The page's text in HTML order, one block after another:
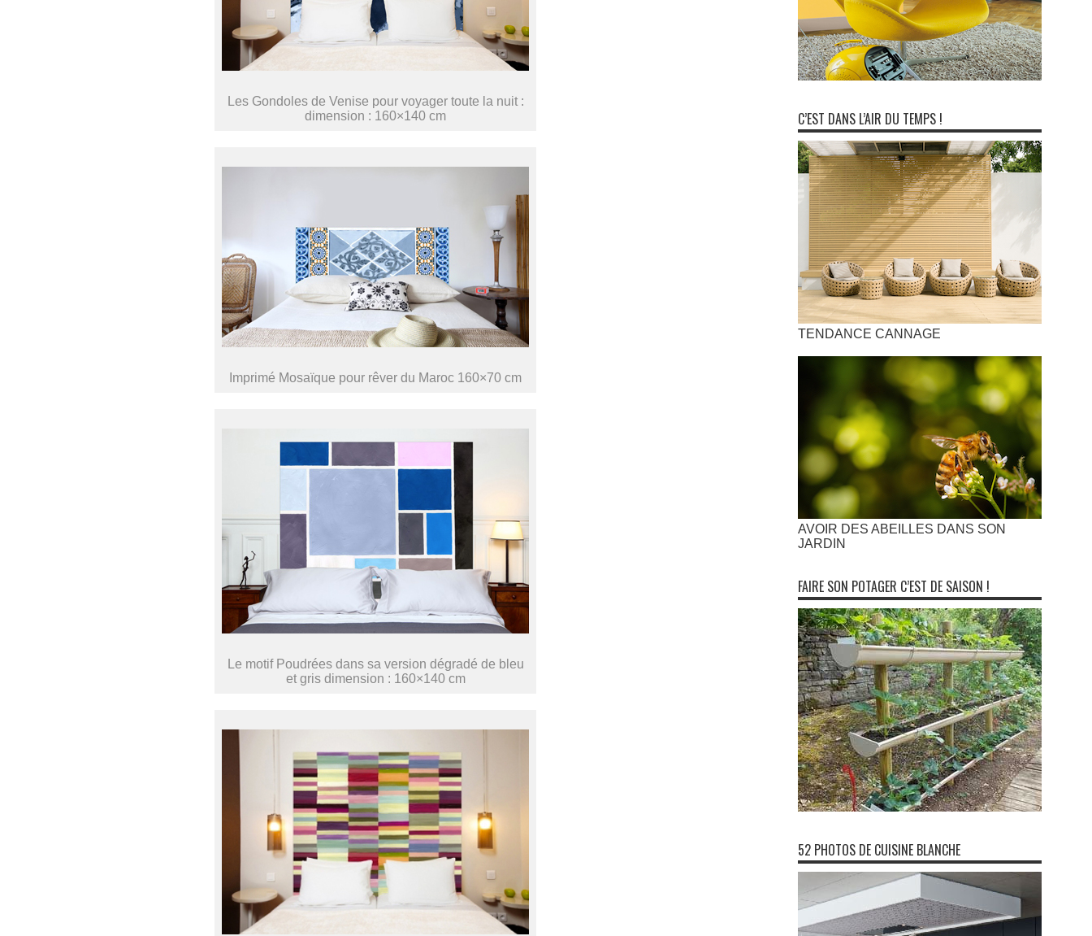
Les Gondoles de Venise pour voyager toute la nuit :
dimension : 160×140 cm
Imprimé Mosaïque pour rêver du Maroc 160×70 cm
Le motif Poudrées dans sa version dégradé de bleu
et gris dimension : 160×140 cm
C’EST DANS L’AIR DU TEMPS !
TENDANCE CANNAGE
AVOIR DES ABEILLES DANS SON
JARDIN
FAIRE SON POTAGER C’EST DE SAISON !
52 PHOTOS DE CUISINE BLANCHE